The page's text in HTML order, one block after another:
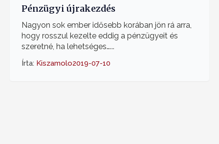
Pénzügyi újrakezdés
Nagyon sok ember idősebb korában jön rá arra,
hogy rosszul kezelte eddig a pénzügyeit és
szeretné, ha lehetséges…...
Írta: Kiszamolo2019-07-10